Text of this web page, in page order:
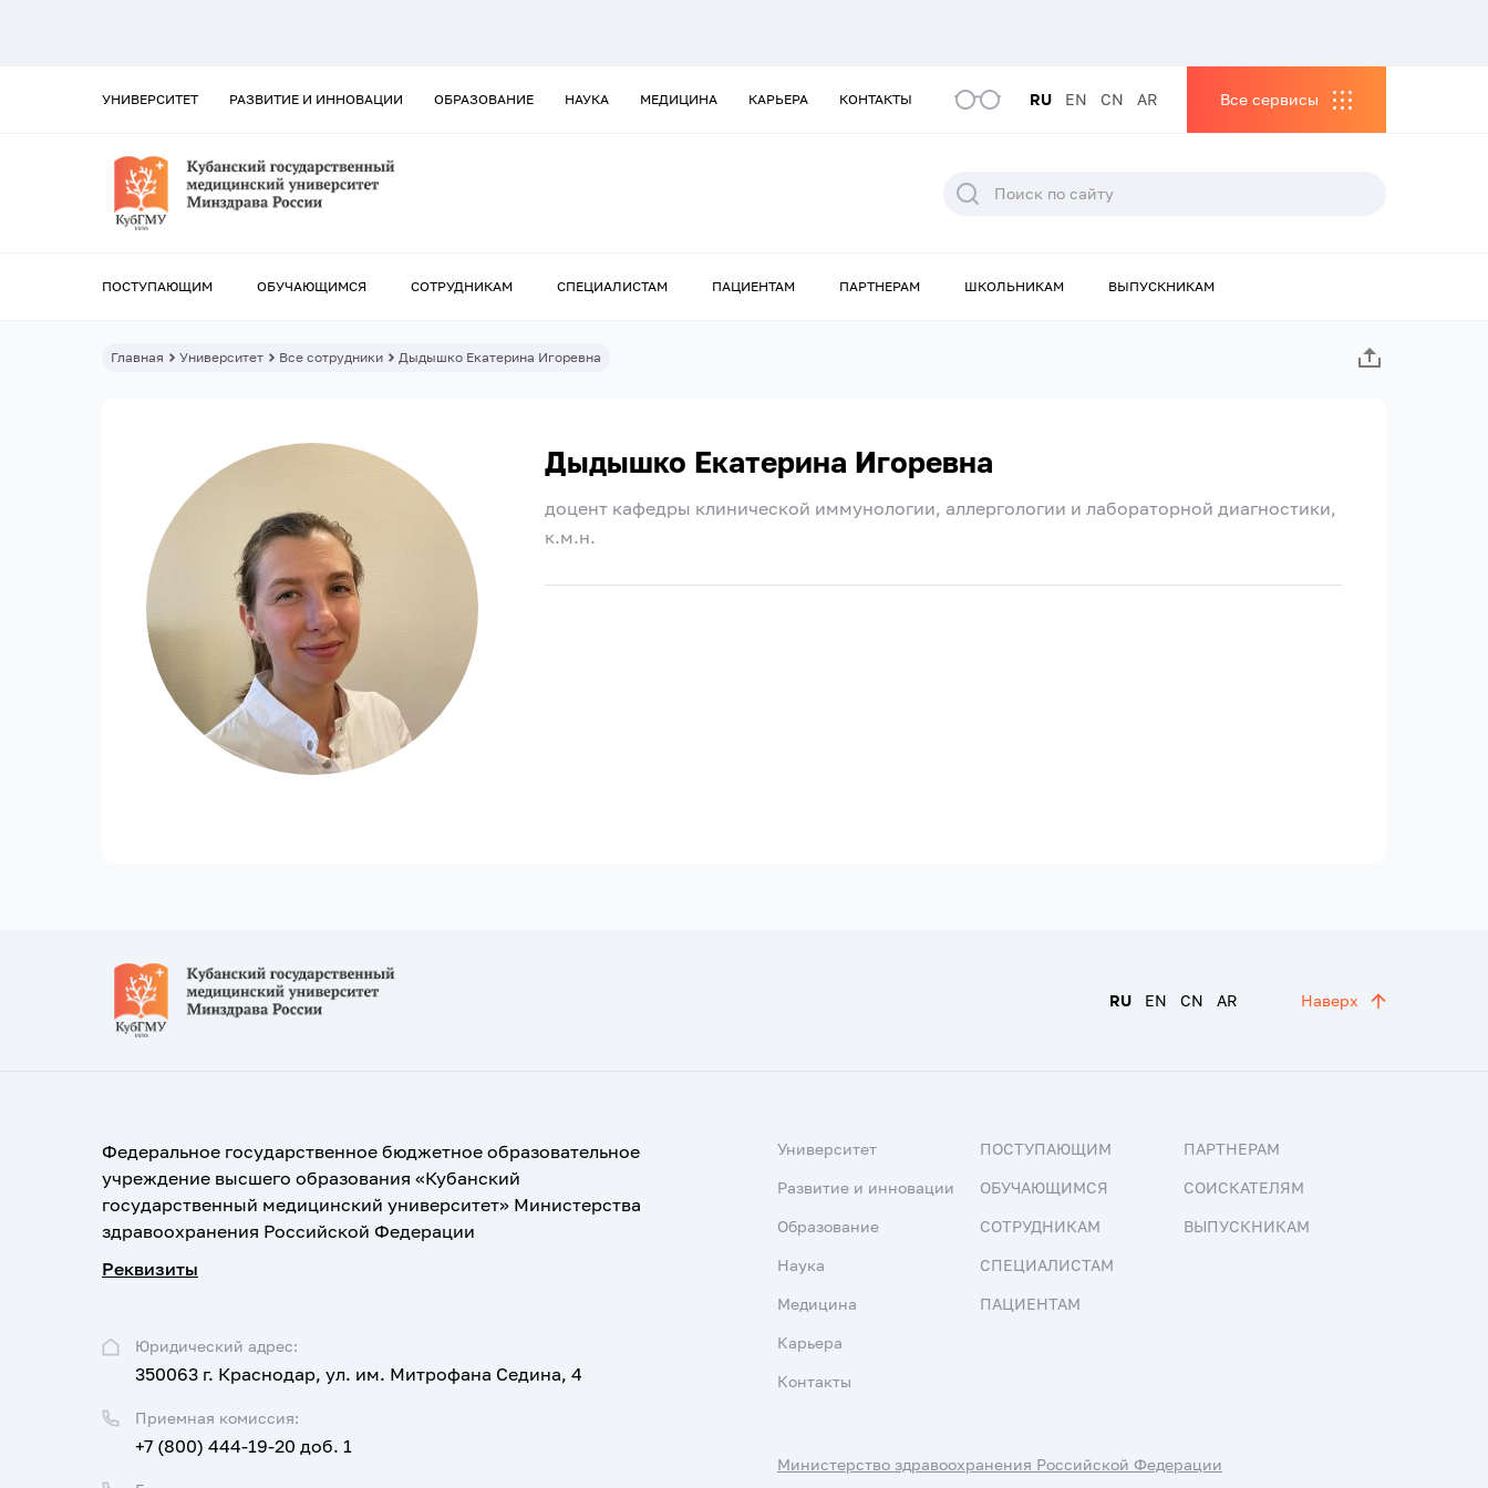
УНИВЕРСИТЕТ РАЗВИТИЕ И ИННОВАЦИИ ОБРАЗОВАНИЕ НАУКА МЕДИЦИНА КАРЬЕРА КОНТАКТЫ RU EN CN AR Все сервисы
ПОСТУПАЮЩИМ ОБУЧАЮЩИМСЯ СОТРУДНИКАМ СПЕЦИАЛИСТАМ ПАЦИЕНТАМ ПАРТНЕРАМ ШКОЛЬНИКАМ ВЫПУСКНИКАМ
Главная Университет Все сотрудники Дыдышко Екатерина Игоревна
Дыдышко Екатерина Игоревна
доцент кафедры клинической иммунологии, аллергологии и лабораторной диагностики,
к.м.н.
RU EN CN AR Наверх
Федеральное государственное бюджетное образовательное
учреждение высшего образования «Кубанский
государственный медицинский университет» Министерства
здравоохранения Российской Федерации
Реквизиты
Юридический адрес:
350063 г. Краснодар, ул. им. Митрофана Седина, 4
Приемная комиссия:
+7 (800) 444-19-20 доб. 1
Университет
Развитие и инновации
Образование
Наука
Медицина
Карьера
Контакты
ПОСТУПАЮЩИМ
ОБУЧАЮЩИМСЯ
СОТРУДНИКАМ
СПЕЦИАЛИСТАМ
ПАЦИЕНТАМ
ПАРТНЕРАМ
СОИСКАТЕЛЯМ
ВЫПУСКНИКАМ
Министерство здравоохранения Российской Федерации